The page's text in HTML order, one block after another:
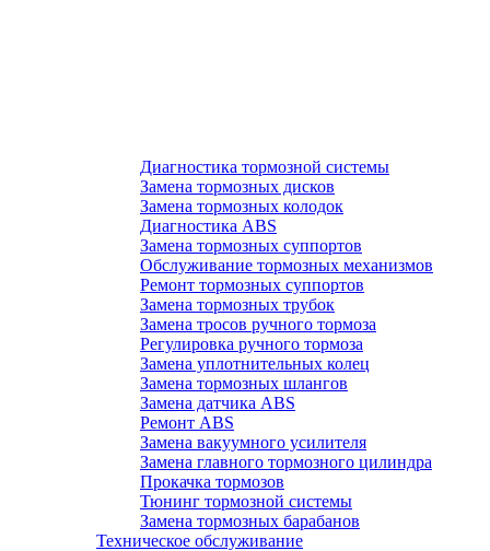
Диагностика тормозной системы
Замена тормозных дисков
Замена тормозных колодок
Диагностика ABS
Замена тормозных суппортов
Обслуживание тормозных механизмов
Ремонт тормозных суппортов
Замена тормозных трубок
Замена тросов ручного тормоза
Регулировка ручного тормоза
Замена уплотнительных колец
Замена тормозных шлангов
Замена датчика ABS
Ремонт ABS
Замена вакуумного усилителя
Замена главного тормозного цилиндра
Прокачка тормозов
Тюнинг тормозной системы
Замена тормозных барабанов
Техническое обслуживание